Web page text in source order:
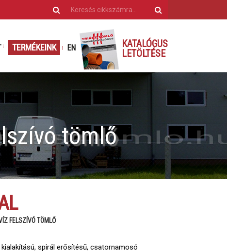
TERMÉKEINK EN
KATALÓGUS
LETÖLTÉSE
tömlő
FELSZÍVÓ TÖMLŐ
kialakítású, spirál erősítésű, csatornamosó